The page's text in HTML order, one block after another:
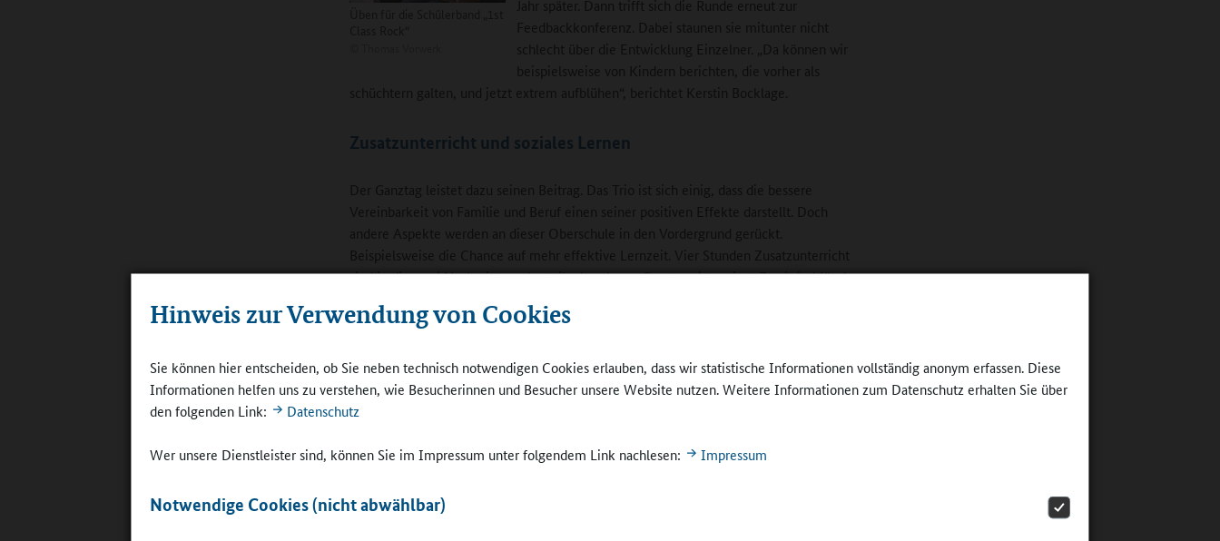
Hinweis zur Verwendung von Cookies
Sie können hier entscheiden, ob Sie neben technisch notwendigen Cookies erlauben, dass wir statistische Informationen vollständig anonym erfassen. Diese
Informationen helfen uns zu verstehen, wie Besucherinnen und Besucher unsere Website nutzen. Weitere Informationen zum Datenschutz erhalten Sie über
den folgenden Link:
Datenschutz
Wer unsere Dienstleister sind, können Sie im Impressum unter folgendem Link nachlesen: Impressum
Notwendige Cookies (nicht abwählbar)
Jahr später. Dann trifft sich die Runde erneut zur
Feedbackkonferenz. Dabei staunen sie mitunter nicht
schlecht über die Entwicklung Einzelner. „Da können wir
beispielsweise von Kindern berichten, die vorher als
schüchtern galten, und jetzt extrem aufblühen“, berichtet Kerstin Bocklage.
Zusatzunterricht und soziales Lernen
Der Ganztag leistet dazu seinen Beitrag. Das Trio ist sich einig, dass die bessere
Vereinbarkeit von Familie und Beruf einen seiner positiven Effekte darstellt. Doch
andere Aspekte werden an dieser Oberschule in den Vordergrund gerückt.
Beispielsweise die Chance auf mehr effektive Lernzeit. Vier Stunden Zusatzunterricht
sind in die zwei Nachmittage des teilgebundenen Ganztags integriert. Zwei sind für den
dann in dem von ihnen gewählten Schwerpunkt (Textil, Kunst, Musik, Werken) intensiv
beispielsweise besonders auf die Schülerband „1st Class Rock“. In ihr probieren sich alle
an allen Instrumenten, dürfen diese auch daheim nutzen.
die Ergebnisse einmal im Jahr vor breitem Publikum
Für die Kinder, die lernen, vor Publikum aufzutreten, eine
Ausstellung vorzubereiten und im Team zu agieren.“ Die